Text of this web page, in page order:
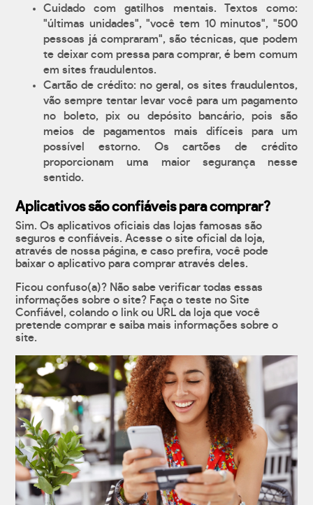
Cuidado com gatilhos mentais. Textos como:
"últimas unidades", "você tem 10 minutos", "500
pessoas já compraram", são técnicas, que podem
te deixar com pressa para comprar, é bem comum
em sites fraudulentos.
Cartão de crédito: no geral, os sites fraudulentos,
vão sempre tentar levar você para um pagamento
no boleto, pix ou depósito bancário, pois são
meios de pagamentos mais difíceis para um
possível estorno. Os cartões de crédito
proporcionam uma maior segurança nesse
sentido.
Aplicativos são confiáveis para comprar?
Sim. Os aplicativos oficiais das lojas famosas são
seguros e confiáveis. Acesse o site oficial da loja,
através de nossa página, e caso prefira, você pode
baixar o aplicativo para comprar através deles.
Ficou confuso(a)? Não sabe verificar todas essas
informações sobre o site? Faça o teste no Site
Confiável, colando o link ou URL da loja que você
pretende comprar e saiba mais informações sobre o
site.